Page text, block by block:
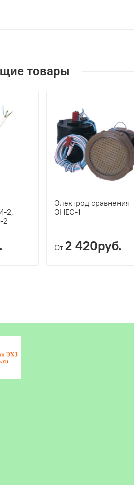
товары
2,
2
Электрод сравнения
ЭНЕС-1
От 2 420руб.